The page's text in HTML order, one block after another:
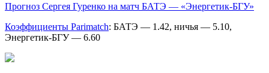
Прогноз Сергея Гуренко на матч БАТЭ — «Энергетик-БГУ»
Коэффициенты Parimatch: БАТЭ — 1.42, ничья — 5.10,
Энергетик-БГУ — 6.60